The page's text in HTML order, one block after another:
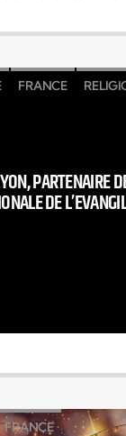
FRANCE
PARTENAIRE
DE
FRANCE